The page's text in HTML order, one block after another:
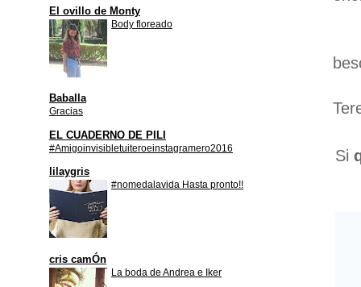
Si
El ovillo de Monty
Body floreado
Baballa
Gracias
EL CUADERNO DE PILI
#Amigoinvisibletuiteroeinstagramero2016
lilaygris
#nomedalavida Hasta pronto!!
cris camÓn
La boda de Andrea e Iker